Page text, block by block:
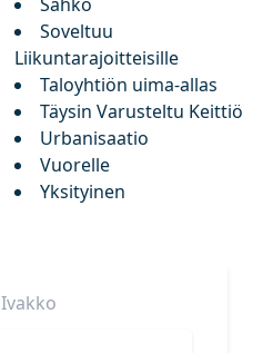
Soveltuu
Liikuntarajoitteisille
Taloyhtiön uima-allas
Täysin Varusteltu Keittiö
Urbanisaatio
Vuorelle
Yksityinen
Ivakko